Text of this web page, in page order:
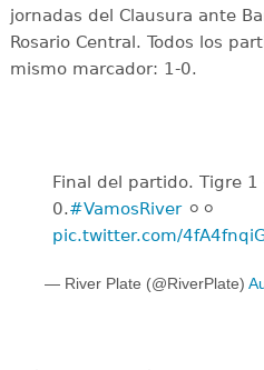
jornadas del Clausura ante
Rosario Central. Todos los
mismo marcador: 1-0.
Final del partido. Tigre 1
0.#VamosRiver⚪️⚪️
pic.twitter.com/
— River Plate (@RiverPlate)